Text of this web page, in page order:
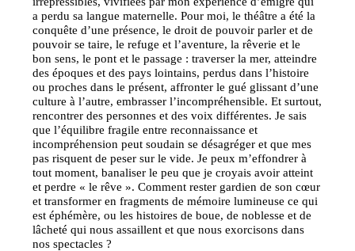
a perdu sa langue maternelle. Pour moi, le théâtre a été la
conquête d’une présence, le droit de pouvoir parler et de
pouvoir se taire, le refuge et l’aventure, la rêverie et le
bon sens, le pont et le passage : traverser la mer, atteindre
des époques et des pays lointains, perdus dans l’histoire
ou proches dans le présent, affronter le gué glissant d’une
culture à l’autre, embrasser l’incompréhensible. Et surtout,
rencontrer des personnes et des voix différentes. Je sais
que l’équilibre fragile entre reconnaissance et
incompréhension peut soudain se désagréger et que mes
pas risquent de peser sur le vide. Je peux m’effondrer à
tout moment, banaliser le peu que je croyais avoir atteint
et perdre « le rêve ». Comment rester gardien de son cœur
et transformer en fragments de mémoire lumineuse ce qui
est éphémère, ou les histoires de boue, de noblesse et de
lâcheté qui nous assaillent et que nous exorcisons dans
nos spectacles ?